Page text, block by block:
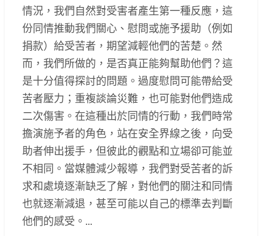
情況，我們自然對受害者產生第一種反應，這
份同情推動我們關心、慰問或施予援助（例如
捐款）給受苦者，期望減輕他們的苦楚。然
而，我們所做的，是否真正能夠幫助他們？這
是十分值得探討的問題。過度慰問可能帶給受
苦者壓力；重複談論災難，也可能對他們造成
二次傷害。在這種出於同情的行動，我們時常
擔演施予者的角色，站在安全界線之後，向受
助者伸出援手，但彼此的觀點和立場卻可能並
不相同。當媒體減少報導，我們對受苦者的訴
求和處境逐漸缺乏了解，對他們的關注和同情
也就逐漸減退，甚至可能以自己的標準去判斷
他們的感受。...